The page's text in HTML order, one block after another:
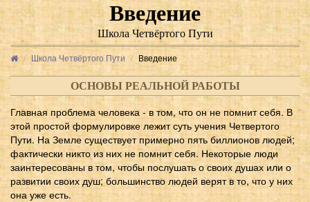
Введение
Школа Четвёртого Пути
Школа Четвёртого Пути Введение
ОСНОВЫ РЕАЛЬНОЙ РАБОТЫ
Главная проблема человека - в том, что он не помнит себя. В
этой простой формулировке лежит суть учения Четвертого
Пути. На Земле существует примерно пять биллионов людей;
фактически никто из них не помнит себя. Некоторые люди
заинтересованы в том, чтобы послушать о своих душах или о
развитии своих душ; большинство людей верят в то, что у них
она уже есть.